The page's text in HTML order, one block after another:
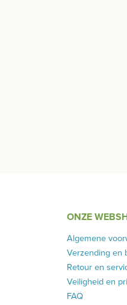
ONZE
Algemene
Verzending en
Retour en
Veiligheid en
FAQ